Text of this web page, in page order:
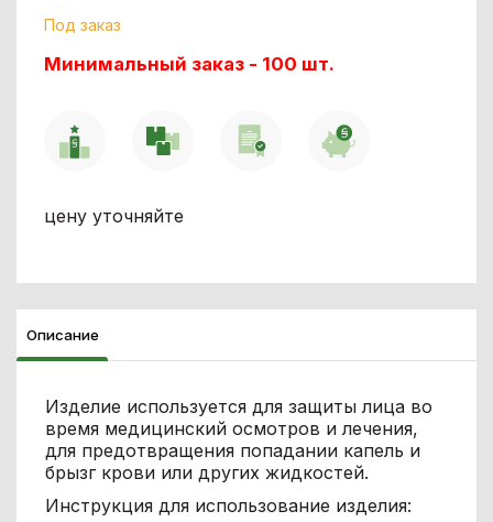
Под заказ
Минимальный заказ - 100 шт.
цену уточняйте
Описание
Изделие используется для защиты лица во
время медицинский осмотров и лечения,
для предотвращения попадании капель и
брызг крови или других жидкостей.
Инструкция для использование изделия: